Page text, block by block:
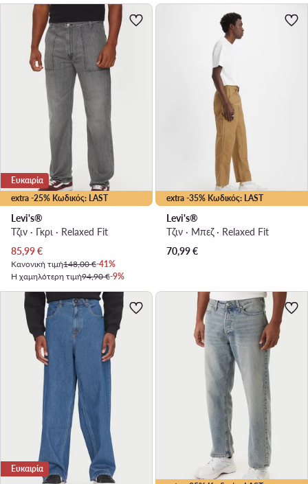
extra -25% Κωδικός: LAST
Ευκαιρία
Levi's®
Τζιν · Γκρι · Relaxed Fit
Τρέχουσα τιμή
85,99€
Κανονική τιμή148,00 €-41%
Η χαμηλότερη τιμή94,90 €-9%
extra -35% Κωδικός: LAST
Levi's®
Τζιν · Μπεζ · Relaxed Fit
70,99€
Ευκαιρία